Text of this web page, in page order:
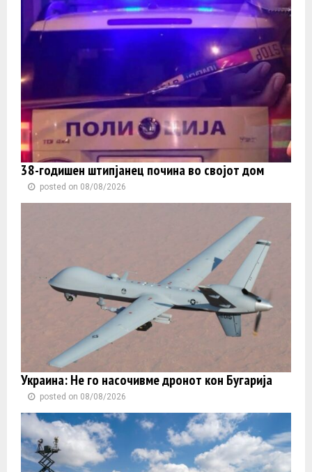
38-годишен штипјанец почина во својот дом
posted on 08/08/2026
Украина: Не го насочивме дронот кон Бугарија
posted on 08/08/2026